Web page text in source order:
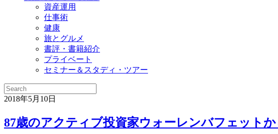
資産運用
仕事術
健康
旅とグルメ
書評・書籍紹介
プライベート
セミナー＆スタディ・ツアー
2018年5月10日
87歳のアクティブ投資家ウォーレンバフェット